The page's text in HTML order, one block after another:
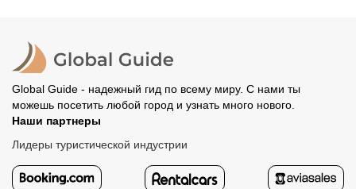
Global Guide - надежный гид по всему миру. С нами ты
можешь посетить любой город и узнать много нового.
Наши партнеры
Лидеры туристической индустрии